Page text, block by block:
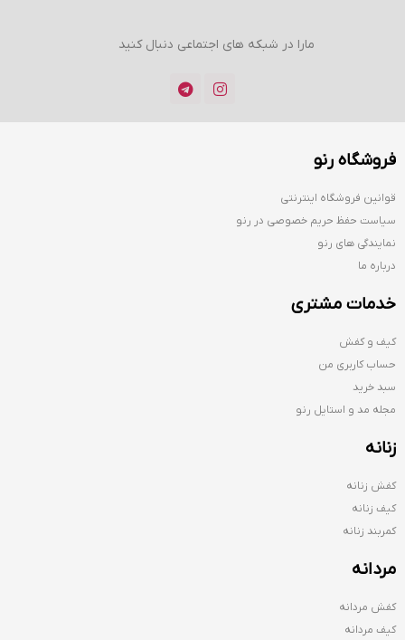
مارا در شبکه های اجتماعی دنبال کنید
فروشگاه رنو
قوانین فروشگاه اینترنتی
سیاست حفظ حریم خصوصی در رنو
نمایندگی های رنو
درباره ما
خدمات مشتری
کیف و کفش
حساب کاربری من
سبد خرید
مجله مد و استایل رنو
زنانه
کفش زنانه
کیف زنانه
کمربند زنانه
مردانه
کفش مردانه
کیف مردانه